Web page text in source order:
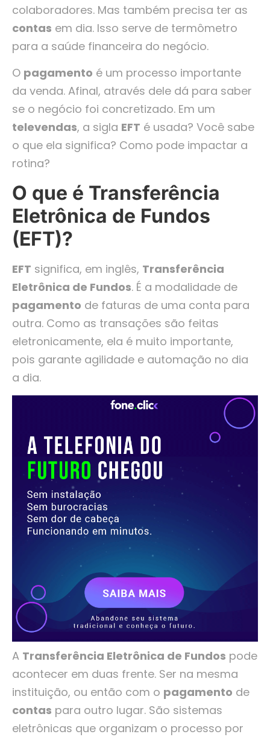
colaboradores. Mas também precisa ter as
contas em dia. Isso serve de termômetro
para a saúde financeira do negócio.
O pagamento é um processo importante
da venda. Afinal, através dele dá para saber
se o negócio foi concretizado. Em um
televendas, a sigla EFT é usada? Você sabe
o que ela significa? Como pode impactar a
rotina?
O que é Transferência
Eletrônica de Fundos
(EFT)?
EFT significa, em inglês, Transferência
Eletrônica de Fundos. É a modalidade de
pagamento de faturas de uma conta para
outra. Como as transações são feitas
eletronicamente, ela é muito importante,
pois garante agilidade e automação no dia
a dia.
A Transferência Eletrônica de Fundos pode
acontecer em duas frente. Ser na mesma
instituição, ou então com o pagamento de
contas para outro lugar. São sistemas
eletrônicas que organizam o processo por